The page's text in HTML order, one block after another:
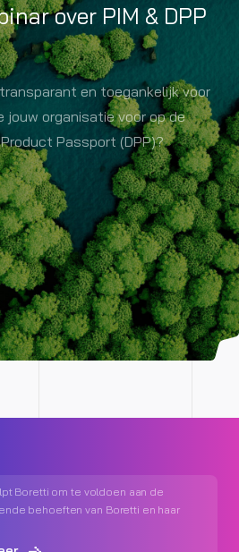
over PIM & DPP
en toegankelijk voor
jouw organisatie voor op de
Passport (DPP)?
Boretti om te voldoen aan de
behoeften van Boretti en haar